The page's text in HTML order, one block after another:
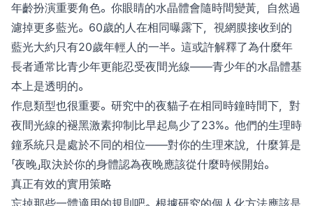
年齡扮演重要角色。你眼睛的水晶體會隨時間變黃，自然過
濾掉更多藍光。60歲的人在相同曝露下，視網膜接收到的
藍光大約只有20歲年輕人的一半。這或許解釋了為什麼年
長者通常比青少年更能忍受夜間光線——青少年的水晶體基
本上是透明的。
作息類型也很重要。研究中的夜貓子在相同時鐘時間下，對
夜間光線的褪黑激素抑制比早起鳥少了23%。他們的生理時
鐘系統只是處於不同的相位——對你的生理來說，什麼算是
「夜晚」取決於你的身體認為夜晚應該從什麼時候開始。
真正有效的實用策略
忘掉那些一體適用的規則吧。根據研究的個人化方法應該是